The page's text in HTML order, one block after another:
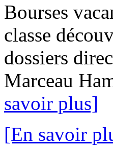
Bourses
classe
dossiers
Marceau
savoir plus]
[En savoir